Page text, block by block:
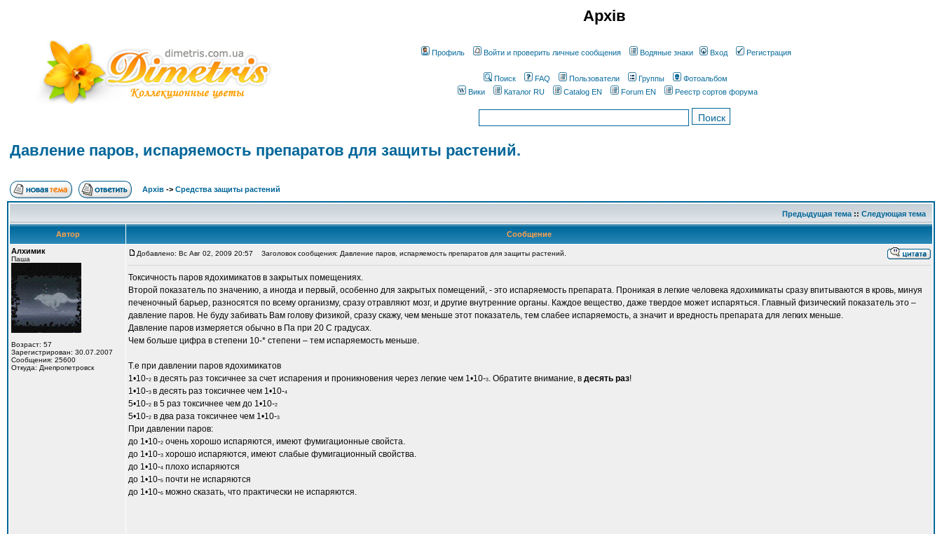
Архів
Профиль Войти и проверить личные сообщения Водяные знаки Вход Регистрация
Поиск FAQ Пользователи Группы
Фотоальбом
Вики
Каталог RU Catalog EN Forum EN Реестр сортов форума
Давление паров, испаряемость препаратов для защиты растений.
Архів -> Средства защиты растений
Предыдущая тема :: Следующая тема
Автор
Сообщение
Алхимик
Паша
Возраст: 57
Зарегистрирован: 30.07.2007
Сообщения: 25600
Откуда: Днепропетровск
Добавлено: Вс Авг 02, 2009 20:57 Заголовок сообщения: Давление паров, испаряемость препаратов для защиты растений.
Токсичность паров ядохимикатов в закрытых помещениях.
Второй показатель по значению, а иногда и первый, особенно для закрытых помещений, - это испаряемость препарата. Проникая в легкие человека ядохимикаты сразу впитываются в кровь, минуя
печеночный барьер, разносятся по всему организму, сразу отравляют мозг, и другие внутренние органы. Каждое вещество, даже твердое может испаряться. Главный физический показатель это –
давление паров. Не буду забивать Вам голову физикой, сразу скажу, чем меньше этот показатель, тем слабее испаряемость, а значит и вредность препарата для легких меньше.
Давление паров измеряется обычно в Па при 20 С градусах.
Чем больше цифра в степени 10-* степени – тем испаряемость меньше.
Т.е при давлении паров ядохимикатов
1•10-2 в десять раз токсичнее за счет испарения и проникновения через легкие чем 1•10-3. Обратите внимание, в десять раз!
1•10-3 в десять раз токсичнее чем 1•10-4
5•10-2 в 5 раз токсичнее чем до 1•10-2
5•10-2 в два раза токсичнее чем 1•10-3
При давлении паров:
до 1•10-2 очень хорошо испаряются, имеют фумигационные свойста.
до 1•10-3 хорошо испаряются, имеют слабые фумигационный свойства.
до 1•10-4 плохо испаряются
до 1•10-5 почти не испаряются
до 1•10-6 можно сказать, что практически не испаряются.